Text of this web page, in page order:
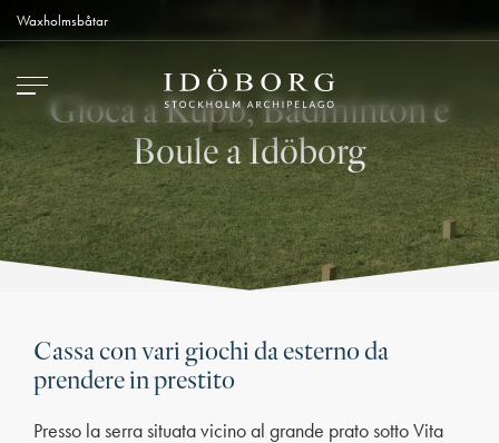
Waxholmsbåtar
Gioca a Kubb, Badminton e
Boule a Idöborg
Cassa con vari giochi da esterno da
prendere in prestito
Presso la serra situata vicino al grande prato sotto Vita